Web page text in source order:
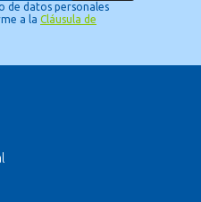
de datos personales
a la Cláusula de